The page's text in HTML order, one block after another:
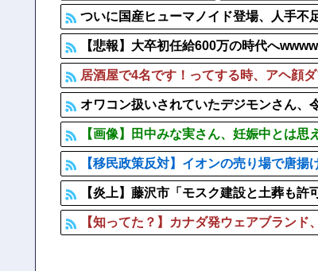
る
ついに国産ヒューマノイド登場、人手不
【悲報】大卒初任給600万の時代へ
居酒屋で4名です！ってする時、アヘ顔
オワコン扱いされていたデジモンさん、
【画像】田中みな実さん、妊娠中とは思
【移民政策反対】イオンの売り場で唐揚
【炎上】藤沢市「モスク建設と土葬も
【知ってた？】カナダ発ウェアブラン